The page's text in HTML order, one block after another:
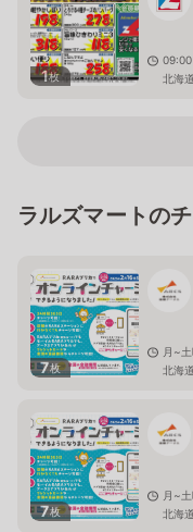
1枚
北海
ラルズマートの
7枚
月~
北海
7枚
月~
北海